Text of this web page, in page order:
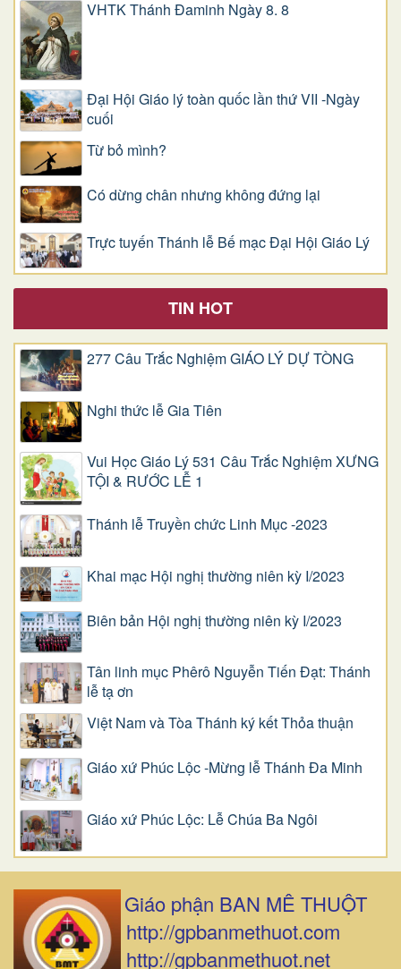
VHTK Thánh Đaminh Ngày 8. 8
Đại Hội Giáo lý toàn quốc lần thứ VII -Ngày
cuối
Từ bỏ mình?
Có dừng chân nhưng không đứng lại
Trực tuyến Thánh lễ Bế mạc Đại Hội Giáo Lý
TIN HOT
277 Câu Trắc Nghiệm GIÁO LÝ DỰ TÒNG
Nghi thức lễ Gia Tiên
Vui Học Giáo Lý 531 Câu Trắc Nghiệm XƯNG
TỘI & RƯỚC LỄ 1
Thánh lễ Truyền chức Linh Mục -2023
Khai mạc Hội nghị thường niên kỳ I/2023
Biên bản Hội nghị thường niên kỳ I/2023
Tân linh mục Phêrô Nguyễn Tiến Đạt: Thánh
lễ tạ ơn
Việt Nam và Tòa Thánh ký kết Thỏa thuận
Giáo xứ Phúc Lộc -Mừng lễ Thánh Đa Minh
Giáo xứ Phúc Lộc: Lễ Chúa Ba Ngôi
Giáo phận BAN MÊ THUỘT
http://gpbanmethuot.com
http://gpbanmethuot.net